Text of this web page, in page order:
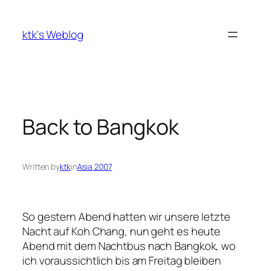
content
ktk's Weblog
Back to Bangkok
Written byktkinAsia 2007
So gestern Abend hatten wir unsere letzte
Nacht auf Koh Chang, nun geht es heute
Abend mit dem Nachtbus nach Bangkok, wo
ich voraussichtlich bis am Freitag bleiben